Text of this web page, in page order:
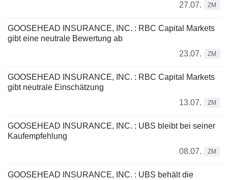
27.07.
ZM
GOOSEHEAD INSURANCE, INC. : RBC Capital Markets
gibt eine neutrale Bewertung ab
23.07.
ZM
GOOSEHEAD INSURANCE, INC. : RBC Capital Markets
gibt neutrale Einschätzung
13.07.
ZM
GOOSEHEAD INSURANCE, INC. : UBS bleibt bei seiner
Kaufempfehlung
08.07.
ZM
GOOSEHEAD INSURANCE, INC. : UBS behält die